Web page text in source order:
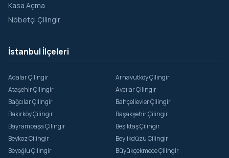
Kasa Açma
Nöbetçi Çilingir
İstanbul İlçeleri
Adalar Çilingir
Arnavutköy Çilingir
Ataşehir Çilingir
Avcılar Çilingir
Bağcılar Çilingir
Bahçelievler Çilingir
Bakırköy Çilingir
Başakşehir Çilingir
Bayrampaşa Çilingir
Beşiktaş Çilingir
Beykoz Çilingir
Beylikdüzü Çilingir
Beyoğlu Çilingir
Büyükçekmece Çilingir